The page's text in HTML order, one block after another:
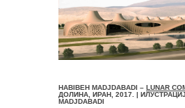
HABIBEH MADJDABADI – LUNAR
ДОЛИНА, ИРАН, 2017. |
MADJDABADI